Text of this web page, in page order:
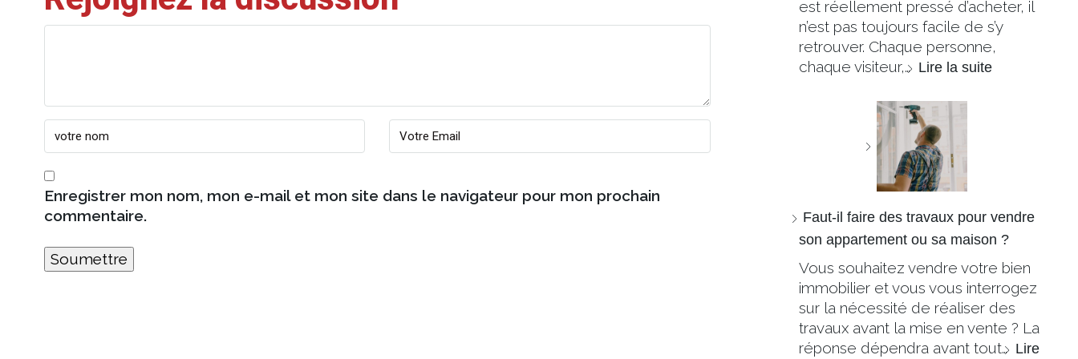
Enregistrer mon nom, mon e-mail et mon site dans le navigateur pour mon prochain
commentaire.
est réellement pressé d’acheter, il
n’est pas toujours facile de s’y
retrouver. Chaque personne,
chaque visiteur,… Lire la suite
Faut-il faire des travaux pour vendre
son appartement ou sa maison ?
Vous souhaitez vendre votre bien
immobilier et vous vous interrogez
sur la nécessité de réaliser des
travaux avant la mise en vente ? La
réponse dépendra avant tout… Lire